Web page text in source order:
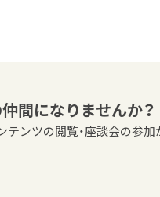
間になりませんか？
テンツの閲覧・座談会の参